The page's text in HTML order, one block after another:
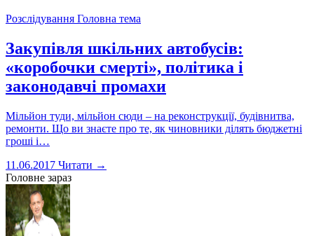
Розслідування Головна тема
Закупівля шкільних автобусів:
«коробочки смерті», політика і
законодавчі промахи
Мільйон туди, мільйон сюди – на реконструкції, будівнитва,
ремонти. Що ви знаєте про те, як чиновники ділять бюджетні
гроші і…
11.06.2017 Читати →
Головне зараз